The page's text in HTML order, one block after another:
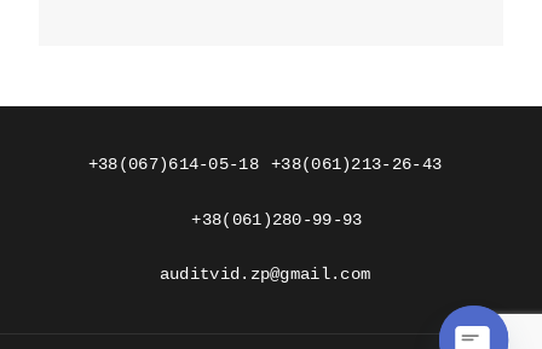
+38(067)614-05-18 +38(061)213-26-43
+38(061)280-99-93
auditvid.zp@gmail.com